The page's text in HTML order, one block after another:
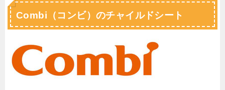
Combi（コンビ）のチャイルドシート